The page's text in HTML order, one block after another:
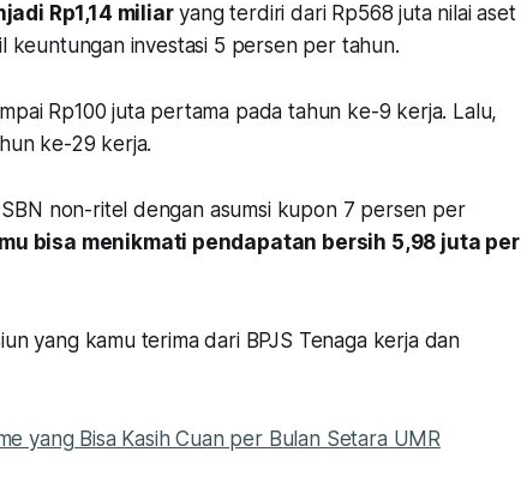
Rp1,14 miliaryang terdiri dari Rp568 juta nilai aset
keuntungan investasi 5 persen per tahun.
Rp100 juta pertama pada tahun ke-9 kerja. Lalu,
ke-29 kerja.
non-ritel dengan asumsi kupon 7 persen per
bisa menikmati pendapatan bersih 5,98 juta per
yang kamu terima dari BPJS Tenaga kerja dan
yang Bisa Kasih Cuan per Bulan Setara UMR